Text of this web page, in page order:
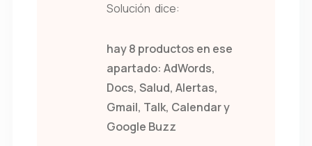
Solución dice:
hay 8 productos en ese
apartado: AdWords,
Docs, Salud, Alertas,
Gmail, Talk, Calendar y
Google Buzz